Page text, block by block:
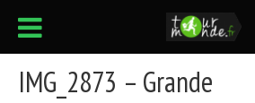
IMG_2873 – Grande